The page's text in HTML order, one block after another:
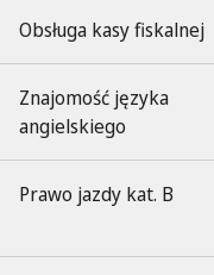
Obsługa kasy fiskalnej
Znajomość języka
angielskiego
Prawo jazdy kat. B